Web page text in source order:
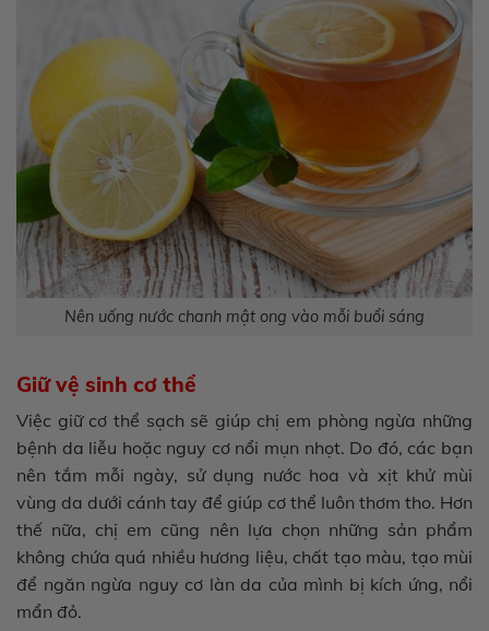
Nên uống nước chanh mật ong vào mỗi buổi sáng
Giữ vệ sinh cơ thể
Việc giữ cơ thể sạch sẽ giúp chị em phòng ngừa những
bệnh da liễu hoặc nguy cơ nổi mụn nhọt. Do đó, các bạn
nên tắm mỗi ngày, sử dụng nước hoa và xịt khử mùi
vùng da dưới cánh tay để giúp cơ thể luôn thơm tho. Hơn
thế nữa, chị em cũng nên lựa chọn những sản phẩm
không chứa quá nhiều hương liệu, chất tạo màu, tạo mùi
để ngăn ngừa nguy cơ làn da của mình bị kích ứng, nổi
mẩn đỏ.